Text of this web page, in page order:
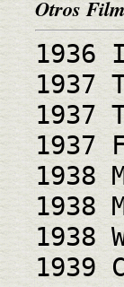
Otros
1936 I
1937
1937
1937
1938
1938
1938
1939